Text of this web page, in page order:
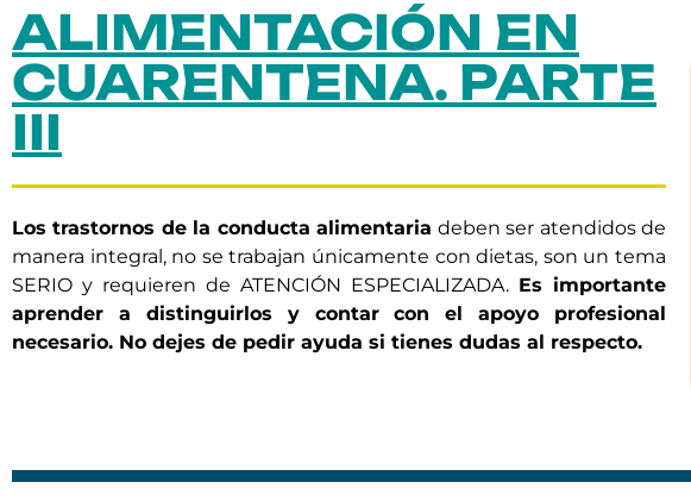
ALIMENTACIÓN EN
CUARENTENA. PARTE
III
Los trastornos de la conducta alimentaria deben ser atendidos de
manera integral, no se trabajan únicamente con dietas, son un tema
SERIO y requieren de ATENCIÓN ESPECIALIZADA. Es importante
aprender a distinguirlos y contar con el apoyo profesional
necesario. No dejes de pedir ayuda si tienes dudas al respecto.